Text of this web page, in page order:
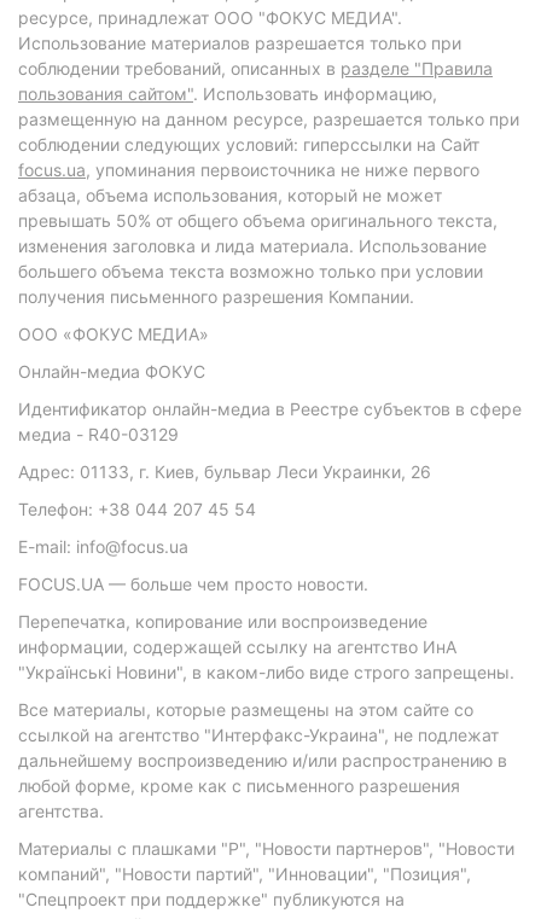
ресурсе, принадлежат ООО "ФОКУС МЕДИА".
Использование материалов разрешается только при
соблюдении требований, описанных в разделе "Правила
пользования сайтом". Использовать информацию,
размещенную на данном ресурсе, разрешается только при
соблюдении следующих условий: гиперссылки на Сайт
focus.ua, упоминания первоисточника не ниже первого
абзаца, объема использования, который не может
превышать 50% от общего объема оригинального текста,
изменения заголовка и лида материала. Использование
большего объема текста возможно только при условии
получения письменного разрешения Компании.
ООО «ФОКУС МЕДИА»
Онлайн-медиа ФОКУС
Идентификатор онлайн-медиа в Реестре субъектов в сфере
медиа - R40-03129
Адрес: 01133, г. Киев, бульвар Леси Украинки, 26
Телефон: +38 044 207 45 54
E-mail: info@focus.ua
FOCUS.UA — больше чем просто новости.
Перепечатка, копирование или воспроизведение
информации, содержащей ссылку на агентство ИнА
"Українські Новини", в каком-либо виде строго запрещены.
Все материалы, которые размещены на этом сайте со
ссылкой на агентство "Интерфакс-Украина", не подлежат
дальнейшему воспроизведению и/или распространению в
любой форме, кроме как с письменного разрешения
агентства.
Материалы с плашками "Р", "Новости партнеров", "Новости
компаний", "Новости партий", "Инновации", "Позиция",
"Спецпроект при поддержке" публикуются на